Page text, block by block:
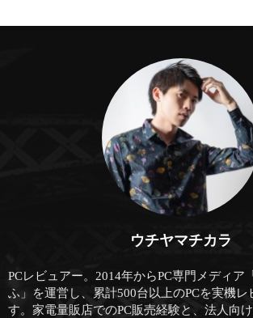
ウチヤマチカラ
PCレビュアー。2014年からPC専門メディア
ふ」を運営し、累計500台以上のPCを実機レ
す。家電量販店でのPC販売経験と、法人向